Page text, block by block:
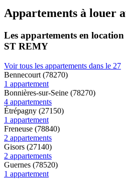
Appartements à louer
Les appartements en
ST REMY
Voir tous les appartements dans le 27
Bennecourt (78270)
1 appartement
Bonnières-sur-Seine (78270)
4 appartements
Étrépagny (27150)
1 appartement
Freneuse (78840)
2 appartements
Gisors (27140)
2 appartements
Guernes (78520)
1 appartement